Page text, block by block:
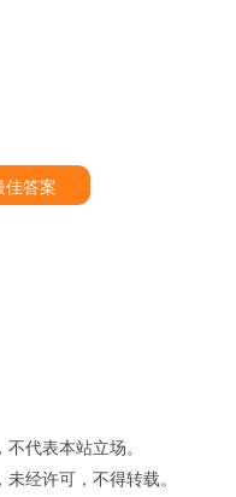
佳答案
代表本站立场。
经许可，不得转载。